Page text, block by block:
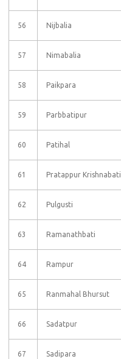
56 Nijbalia
57 Nimabalia
58 Paikpara
59 Parbbatipur
60 Patihal
61 Pratappur Krishnabati
62 Pulgusti
63 Ramanathbati
64 Rampur
65 Ranmahal Bhursut
66 Sadatpur
67 Sadipara